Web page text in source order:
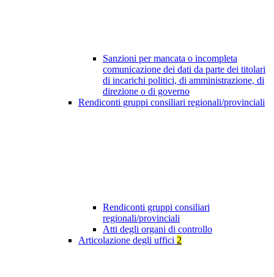
Sanzioni per mancata o incompleta
comunicazione dei dati da parte dei titolari
di incarichi politici, di amministrazione, di
direzione o di governo
Rendiconti gruppi consiliari regionali/provinciali
Rendiconti gruppi consiliari
regionali/provinciali
Atti degli organi di controllo
Articolazione degli uffici 2